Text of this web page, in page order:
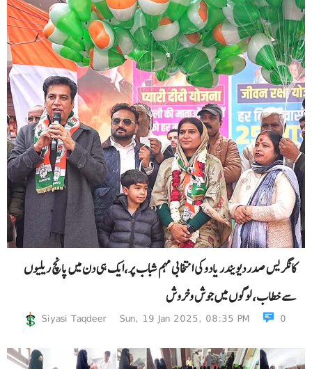
کانگریس صدر دیویندر یادو کی انتخابی مہم شباب پر،ایک ہی دن میں پانچ ریلیوں
سے خطاب، لوگوں میں جوش وخروش
Siyasi Taqdeer Sun, 19 Jan 2025, 08:35 PM 0